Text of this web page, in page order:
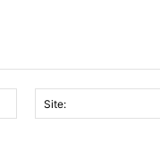
mail:*